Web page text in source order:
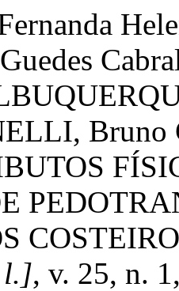
Bruno
l.], v. 25, n.